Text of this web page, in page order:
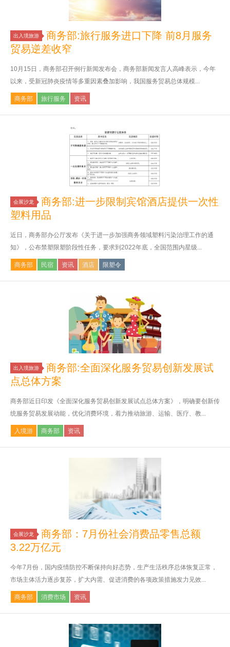
出入境旅游
商务部:旅行服务进口下降 前8月服务
贸易逆差收窄
10月15日，商务部召开例行新闻发布会，商务部新闻发言人高峰表示，今年
以来，受新冠肺炎疫情等多重因素叠加影响，我国服务贸易总体规模...
商务部 旅行服务 资讯
会展沙龙
商务部:进一步限制宾馆酒店提供一次性
塑料用品
近日，商务部办公厅发布《关于进一步加强商务领域塑料污染治理工作的通
知》，公布禁塑限塑阶段性任务，要求到2022年底，全国范围内星级...
商务部 民宿 资讯 酒店 限塑令
出入境旅游
商务部:全面深化服务贸易创新发展试
点总体方案
商务部近日印发《全面深化服务贸易创新发展试点总体方案》，明确要创新传
统服务贸易发展动能，优化消费环境，着力推动旅游、运输、医疗、教...
入境游 商务部 资讯
会展沙龙
商务部：7月份社会消费品零售总额
3.22万亿元
今年7月份，国内疫情防控不断保持向好态势，生产生活秩序总体恢复正常，
市场主体活力逐步复苏，扩大内需、促进消费的各项政策措施发力见效...
商务部 消费市场 资讯